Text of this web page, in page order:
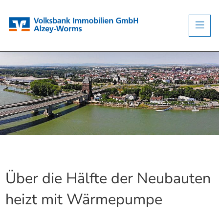
Über die Hälfte der Neubauten
heizt mit Wärmepumpe